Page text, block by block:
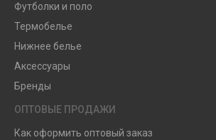
Футболки и поло
Термобелье
Нижнее белье
Аксессуары
Бренды
ОПТОВЫЕ ПРОДАЖИ
Как оформить оптовый заказ